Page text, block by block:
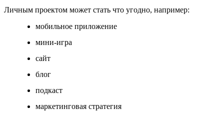
Личным проектом может стать что угодно, например:
мобильное приложение
мини-игра
сайт
блог
подкаст
маркетинговая стратегия